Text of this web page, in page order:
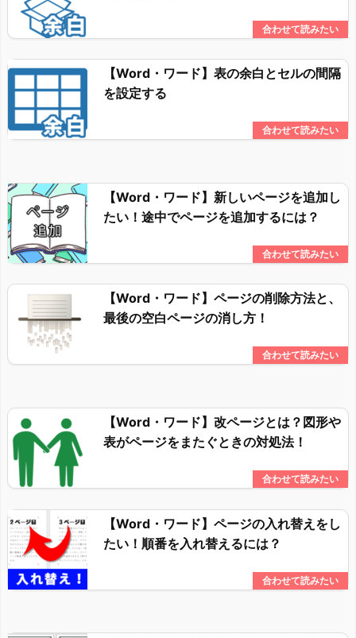
【Word・ワード】表の余白とセルの間隔
を設定する
【Word・ワード】新しいページを追加し
たい！途中でページを追加するには？
【Word・ワード】ページの削除方法と、
最後の空白ページの消し方！
【Word・ワード】改ページとは？図形や
表がページをまたぐときの対処法！
【Word・ワード】ページの入れ替えをし
たい！順番を入れ替えるには？